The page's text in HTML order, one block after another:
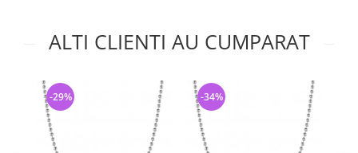
ALTI CLIENTI AU CUMPARAT
-29% -34%